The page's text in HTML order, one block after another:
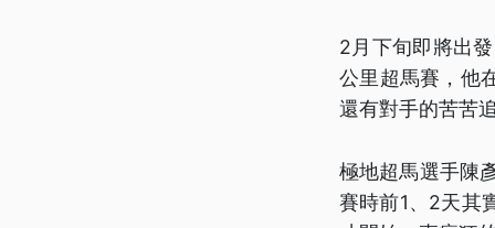
2月下旬即將出
公里超馬賽，他
還有對手的苦苦
極地超馬選手陳
賽時前1、2天其